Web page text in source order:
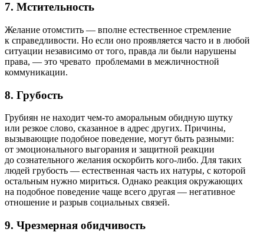
7. Мстительность
Желание отомстить — вполне естественное стремление
к справедливости. Но если оно проявляется часто и в любой
ситуации независимо от того, правда ли были нарушены
права, — это чревато проблемами в межличностной
коммуникации.
8. Грубость
Грубиян не находит чем-то аморальным обидную шутку
или резкое слово, сказанное в адрес других. Причины,
вызывающие подобное поведение, могут быть разными:
от эмоционального выгорания и защитной реакции
до сознательного желания оскорбить кого-либо. Для таких
людей грубость — естественная часть их натуры, с которой
остальным нужно мириться. Однако реакция окружающих
на подобное поведение чаще всего другая — негативное
отношение и разрыв социальных связей.
9. Чрезмерная обидчивость